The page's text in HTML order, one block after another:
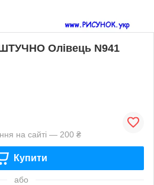
Олівець N941
на сайті — 200 ₴
Купити
або